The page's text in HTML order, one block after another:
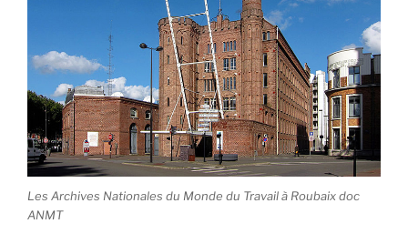
Les Archives Nationales du Monde du Travail à Roubaix doc
ANMT